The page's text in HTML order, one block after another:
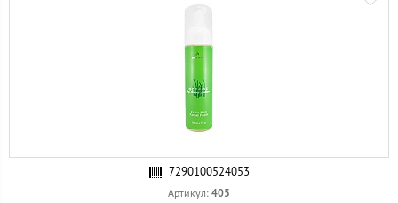
7290100524053
Артикул: 405